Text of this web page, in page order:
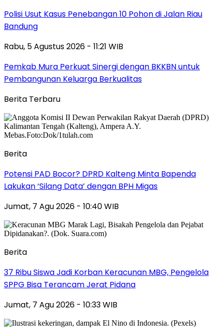
Polisi Usut Kasus Penebangan 10 Pohon di Jalan Riau
Bandung
Rabu, 5 Agustus 2026 - 11:21 WIB
Pemkab Mura Perkuat Sinergi dengan BKKBN untuk
Pembangunan Keluarga Berkualitas
Berita Terbaru
Berita
Potensi PAD Bocor? DPRD Kalteng Minta Bapenda
Lakukan ‘Silang Data’ dengan BPH Migas
Jumat, 7 Agu 2026 - 10:40 WIB
Berita
37 Ribu Siswa Jadi Korban Keracunan MBG, Pengelola
SPPG Bisa Terancam Jerat Pidana
Jumat, 7 Agu 2026 - 10:33 WIB